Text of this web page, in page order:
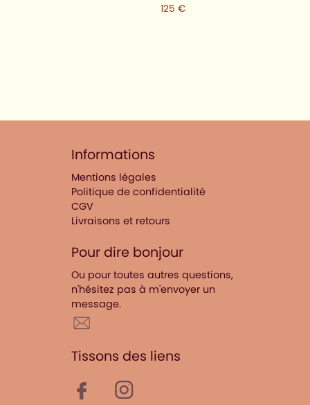
125€
Informations
Mentions légales
Politique de confidentialité
CGV
Livraisons et retours
Pour dire bonjour
Ou pour toutes autres questions,
n'hésitez pas à m'envoyer un
message.
Tissons des liens